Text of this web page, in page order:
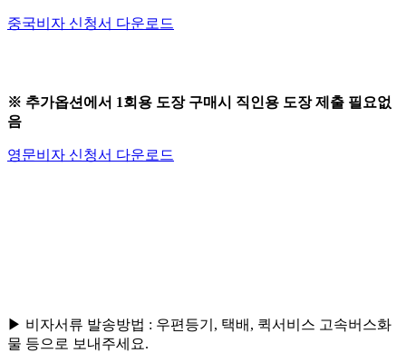
중국비자 신청서 다운로드
※ 추가옵션에서 1회용 도장 구매시 직인용 도장 제출 필요없
음
영문비자 신청서 다운로드
▶ 비자서류 발송방법 : 우편등기, 택배, 퀵서비스 고속버스화
물 등으로 보내주세요.